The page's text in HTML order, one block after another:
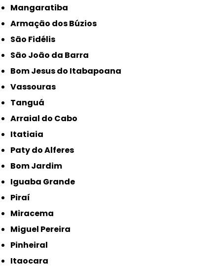
Mangaratiba
Armação dos Búzios
São Fidélis
São João da Barra
Bom Jesus do Itabapoana
Vassouras
Tanguá
Arraial do Cabo
Itatiaia
Paty do Alferes
Bom Jardim
Iguaba Grande
Piraí
Miracema
Miguel Pereira
Pinheiral
Itaocara